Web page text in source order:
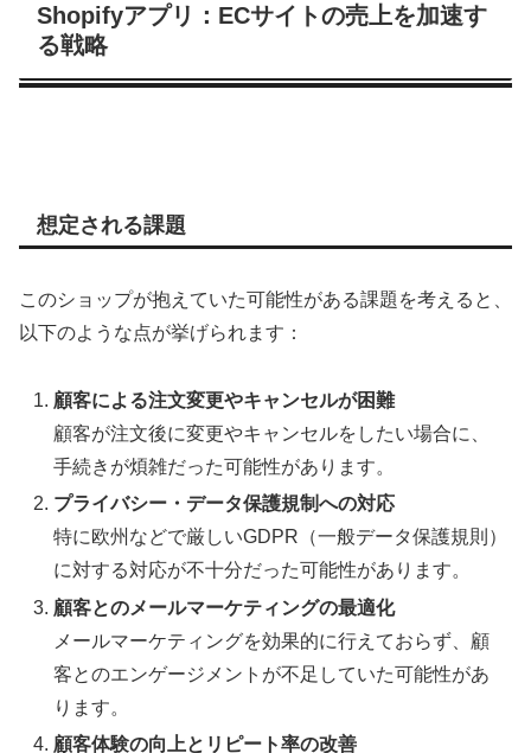
Shopifyアプリ：ECサイトの売上を加速す
る戦略
想定される課題
このショップが抱えていた可能性がある課題を考えると、
以下のような点が挙げられます：
顧客による注文変更やキャンセルが困難
顧客が注文後に変更やキャンセルをしたい場合に、
手続きが煩雑だった可能性があります。
プライバシー・データ保護規制への対応
特に欧州などで厳しいGDPR（一般データ保護規則）
に対する対応が不十分だった可能性があります。
顧客とのメールマーケティングの最適化
メールマーケティングを効果的に行えておらず、顧
客とのエンゲージメントが不足していた可能性があ
ります。
顧客体験の向上とリピート率の改善